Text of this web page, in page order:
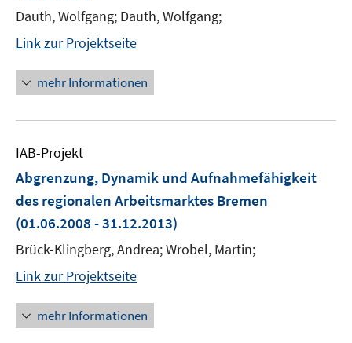
Dauth, Wolfgang; Dauth, Wolfgang;
Link zur Projektseite
mehr Informationen
IAB-Projekt
Abgrenzung, Dynamik und Aufnahmefähigkeit
des regionalen Arbeitsmarktes Bremen
(01.06.2008 - 31.12.2013)
Brück-Klingberg, Andrea; Wrobel, Martin;
Link zur Projektseite
mehr Informationen